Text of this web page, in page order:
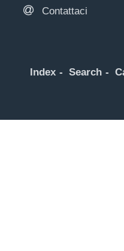
Contattaci
Index Search